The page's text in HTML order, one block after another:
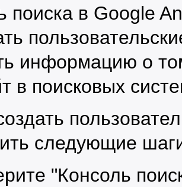
поиска в Google
информацию о
в поисковых
следующие
"Консоль